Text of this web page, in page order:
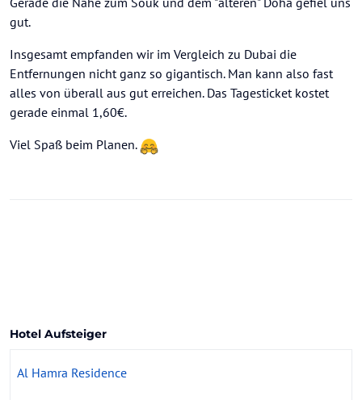
gut.
Insgesamt empfanden wir im Vergleich zu Dubai die
Entfernungen nicht ganz so gigantisch. Man kann also fast
alles von überall aus gut erreichen. Das Tagesticket kostet
gerade einmal 1,60€.
Viel Spaß beim Planen.
Hotel Aufsteiger
Al Hamra Residence